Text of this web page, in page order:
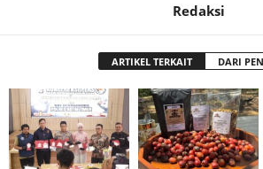
Redaksi
ARTIKEL TERKAIT DARI